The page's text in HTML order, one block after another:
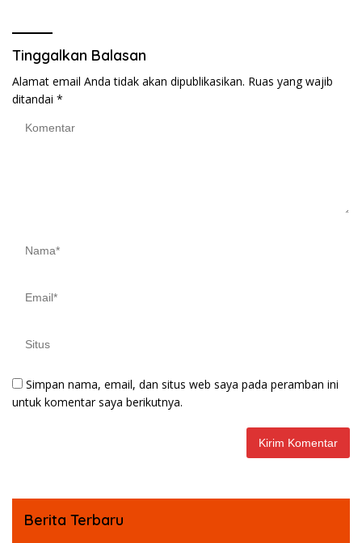
Tinggalkan Balasan
Alamat email Anda tidak akan dipublikasikan. Ruas yang wajib
ditandai *
Simpan nama, email, dan situs web saya pada peramban ini
untuk komentar saya berikutnya.
Berita Terbaru